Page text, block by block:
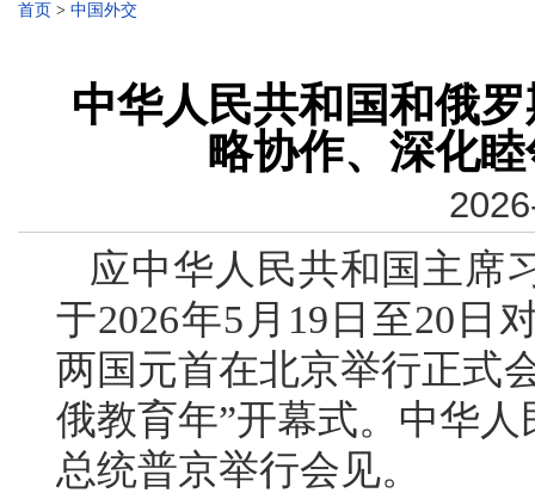
首页 > 中国外交
中华人民共和国和俄
略协作、深化
应中华人民共和国主席
于2026年5月19日至20日
两国元首在北京举行正式
俄教育年”开幕式。中华
总统普京举行会见。